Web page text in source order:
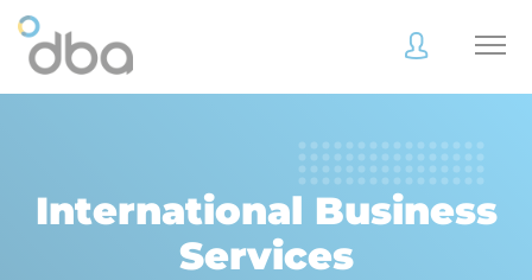
International Business
Services